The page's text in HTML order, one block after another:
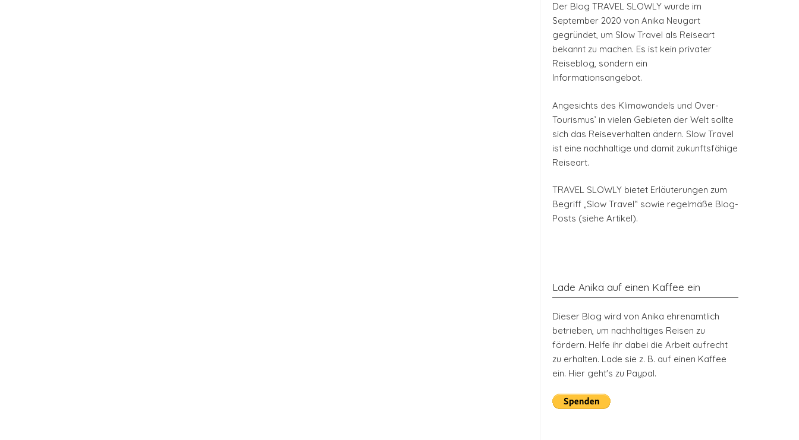
Der Blog TRAVEL SLOWLY wurde im
September 2020 von Anika Neugart
gegründet, um Slow Travel als Reiseart
bekannt zu machen. Es ist kein privater
Reiseblog, sondern ein
Informationsangebot.
Angesichts des Klimawandels und Over-
Tourismus’ in vielen Gebieten der Welt sollte
sich das Reiseverhalten ändern. Slow Travel
ist eine nachhaltige und damit zukunftsfähige
Reiseart.
TRAVEL SLOWLY bietet Erläuterungen zum
Begriff „Slow Travel“ sowie regelmäße Blog-
Posts (siehe Artikel).
Lade Anika auf einen Kaffee ein
Dieser Blog wird von Anika ehrenamtlich
betrieben, um nachhaltiges Reisen zu
fördern. Helfe ihr dabei die Arbeit aufrecht
zu erhalten. Lade sie z. B. auf einen Kaffee
ein. Hier geht's zu Paypal.